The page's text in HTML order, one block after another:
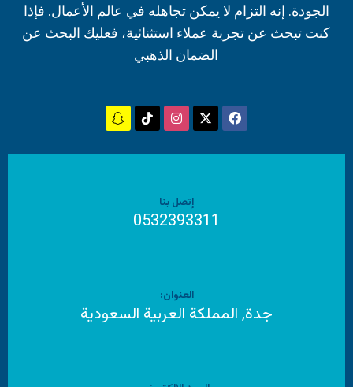
الجودة. إنه التزام لا يمكن تجاهله في عالم الأعمال. فإذا
كنت تبحث عن تجربة عملاء استثنائية، فعليك البحث عن
الضمان الذهبي
إتصل بنا
0532393311
العنوان:
جدة, المملكة العربية السعودية